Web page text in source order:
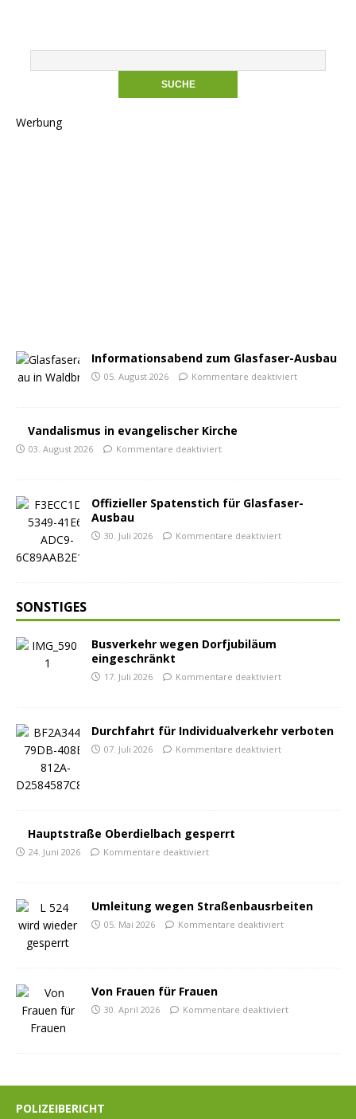
Werbung
Informationsabend zum Glasfaser-Ausbau
05. August 2026 Kommentare deaktiviert
Vandalismus in evangelischer Kirche
03. August 2026 Kommentare deaktiviert
Offizieller Spatenstich für Glasfaser-
Ausbau
30. Juli 2026 Kommentare deaktiviert
SONSTIGES
Busverkehr wegen Dorfjubiläum
eingeschränkt
17. Juli 2026 Kommentare deaktiviert
Durchfahrt für Individualverkehr verboten
07. Juli 2026 Kommentare deaktiviert
Hauptstraße Oberdielbach gesperrt
24. Juni 2026 Kommentare deaktiviert
Umleitung wegen Straßenbausrbeiten
05. Mai 2026 Kommentare deaktiviert
Von Frauen für Frauen
30. April 2026 Kommentare deaktiviert
POLIZEIBERICHT